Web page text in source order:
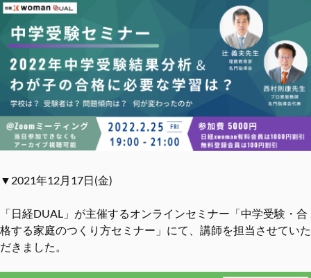
▼2021年12月17日(金)
「日経DUAL」が主催するオンラインセミナー「中学受験・合
格する家庭のつくり方セミナー」にて、講師を担当させていた
だきました。